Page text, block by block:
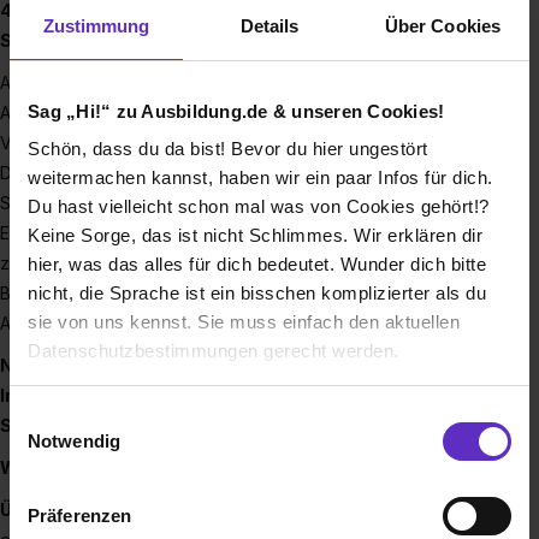
Zustimmung Details Über Cookies
Sag „Hi!“ zu Ausbildung.de & unseren Cookies!
Schön, dass du da bist! Bevor du hier ungestört
weitermachen kannst, haben wir ein paar Infos für dich.
Du hast vielleicht schon mal was von Cookies gehört!?
Keine Sorge, das ist nicht Schlimmes. Wir erklären dir
hier, was das alles für dich bedeutet. Wunder dich bitte
nicht, die Sprache ist ein bisschen komplizierter als du
sie von uns kennst. Sie muss einfach den aktuellen
Datenschutzbestimmungen gerecht werden.
Benutzung der Webseite getroffenen Einstellungen zu
Einwilligungsauswahl
Notwendig
Präferenzen
40 verschiedenen Ausbildungsberufen und
Studiengängen deinen Traumberuf!
Auch in diesem Jahr bieten wir ein enorm vielseitiges
Ausbildungs- und Studienangebot: von den
Verwaltungsfachangestellten und den Studierenden der
Dualen Hochschule in unterschiedlichen Fachrichtungen wie
Soziale Arbeit oder Informationstechnologie über die
Erzieher*innen in der praxisintegrierten Ausbildung bis hin
zur Fachkraft für Abfallwirtschaft und zahlreichen weiteren
Berufsbildern. Bei diesem breitgefächerten städtischen
Ausbildungsangebot ist für jedes Talent das Richtige dabei!
Noch Fragen? Besuche unsere Homepage und finde alle
Informationen rund um unsere
Studiengänge!
Wir bieten Vorteile:
Übernahme:Mit bestandener Prüfung garantieren wir Dir